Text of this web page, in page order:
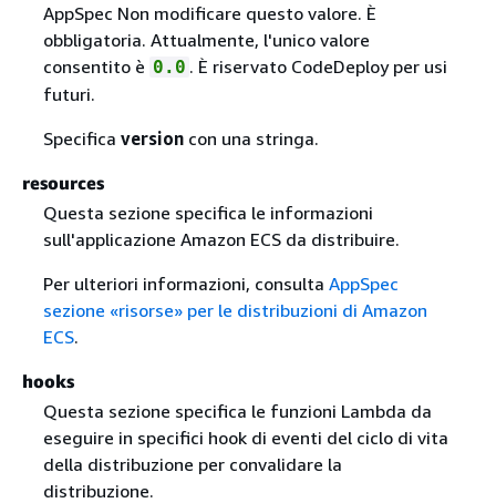
AppSpec Non modificare questo valore. È
obbligatoria. Attualmente, l'unico valore
consentito è 0.0 . È riservato CodeDeploy per usi
futuri.
Specifica versioncon una stringa.
resources
Questa sezione specifica le informazioni
sull'applicazione Amazon ECS da distribuire.
Per ulteriori informazioni, consulta AppSpec
sezione «risorse» per le distribuzioni di Amazon
ECS.
hooks
Questa sezione specifica le funzioni Lambda da
eseguire in specifici hook di eventi del ciclo di vita
della distribuzione per convalidare la
distribuzione.